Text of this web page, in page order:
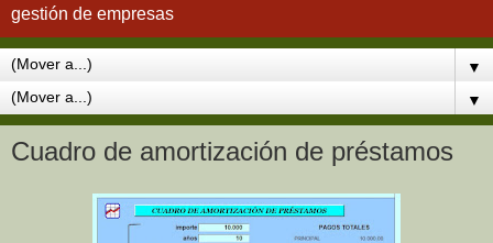
gestión de empresas
▼
▼
Cuadro de amortización de préstamos